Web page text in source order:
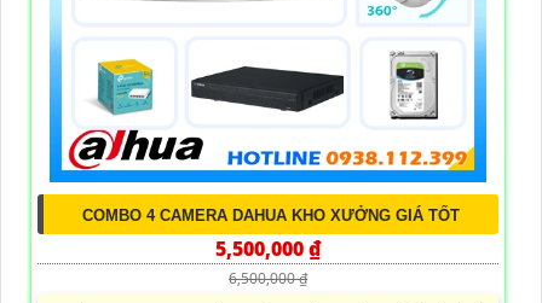
COMBO 4 CAMERA DAHUA KHO XƯỞNG GIÁ TỐT
5,500,000 ₫
6,500,000 ₫